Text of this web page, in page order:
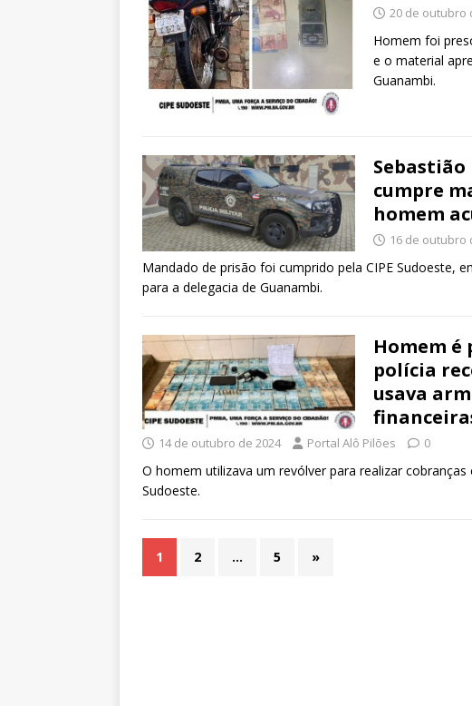
20 de outubro
Homem foi
e o material
Guanambi.
Sebastião
cumpre
homem
16 de outubro
Mandado de prisão foi cumprido pela CIPE Sudoeste,
para a delegacia de Guanambi.
Homem é
polícia
usava
14 de outubro de 2024 Portal Alô Pilões 0
O homem utilizava um revólver para realizar
Sudoeste.
1 2 … 5 »